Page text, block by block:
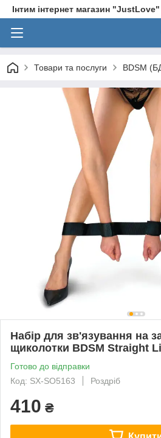
Інтим інтернет магазин "JustLove"
Товари та послуги BDSM
Набір для зв'язування на
щиколотки BDSM Straight
Готово до відправки
Код: SX-SO5163
Роздріб
410 ₴